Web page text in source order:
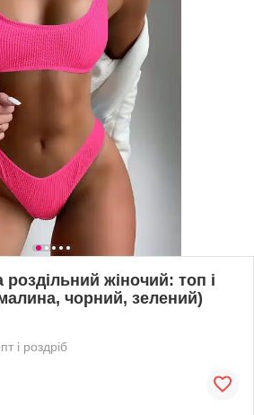
жіночий: топ і
чорний, зелений)
і роздріб